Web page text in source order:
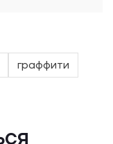
граффити